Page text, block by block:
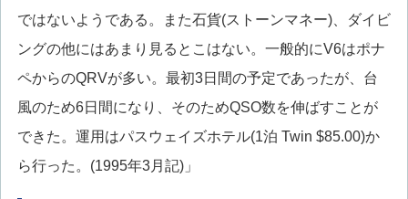
ではないようである。また石貨(ストーンマネー)、ダイビ
ングの他にはあまり見るとこはない。一般的にV6はポナ
ペからのQRVが多い。最初3日間の予定であったが、台
風のため6日間になり、そのためQSO数を伸ばすことが
できた。運用はパスウェイズホテル(1泊 Twin $85.00)か
ら行った。(1995年3月記)」